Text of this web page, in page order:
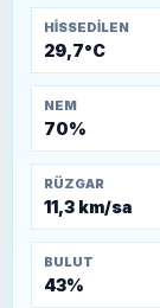
HISSEDILEN
29,7°C
NEM
70%
RÜZGAR
11,3 km/sa
BULUT
43%